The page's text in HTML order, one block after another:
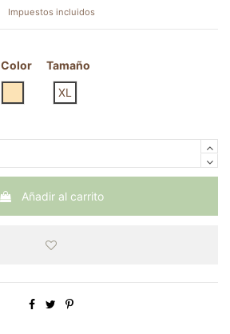
Impuestos incluidos
Color
Tamaño
XL
Añadir al carrito